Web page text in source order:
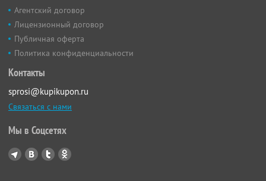
Агентский договор
Лицензионный договор
Публичная оферта
Политика конфиденциальности
Контакты
sprosi@kupikupon.ru
Связаться с нами
Мы в Соцсетях